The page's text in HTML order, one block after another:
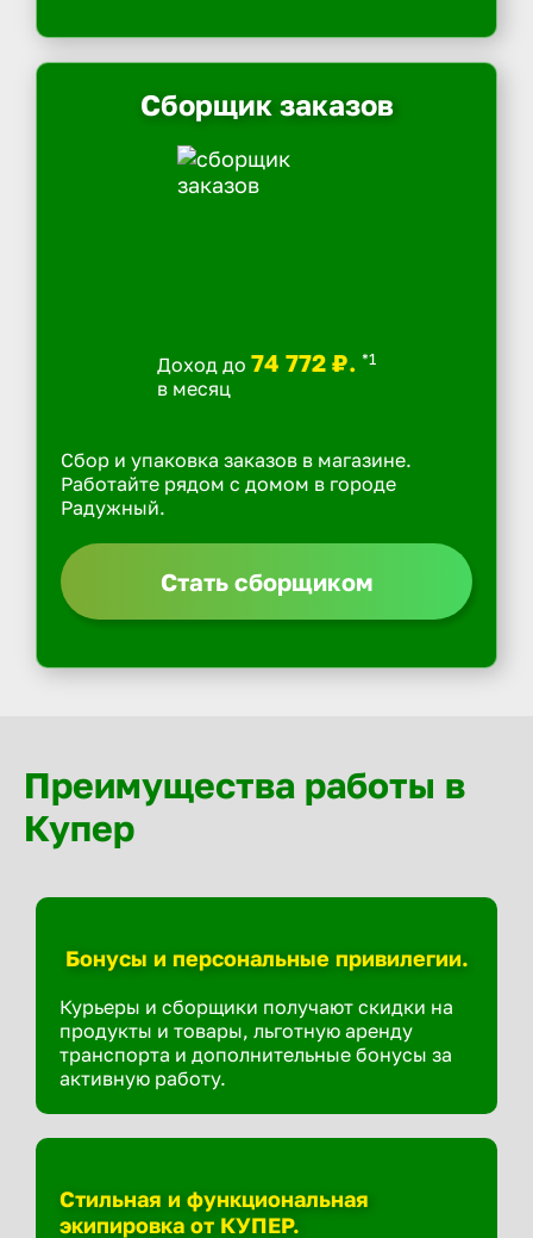
Сборщик заказов
Доход до 74 772 ₽. *1
в месяц
Сбор и упаковка заказов в магазине.
Работайте рядом с домом в городе
Радужный.
Стать сборщиком
Преимущества работы в
Купер
Бонусы и персональные привилегии.
Курьеры и сборщики получают скидки на
продукты и товары, льготную аренду
транспорта и дополнительные бонусы за
активную работу.
Стильная и функциональная
экипировка от КУПЕР.